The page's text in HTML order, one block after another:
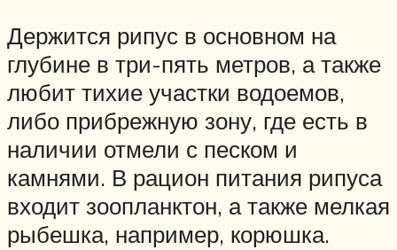
Держится рипус в основном на
глубине в три-пять метров, а также
любит тихие участки водоемов,
либо прибрежную зону, где есть в
наличии отмели с песком и
камнями. В рацион питания рипуса
входит зоопланктон, а также мелкая
рыбешка, например, корюшка.